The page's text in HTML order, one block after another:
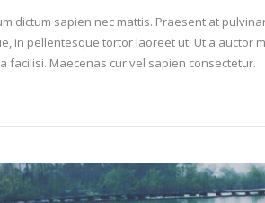
dictum sapien nec mattis. Praesent at
in pellentesque tortor laoreet ut. Ut a auctor
facilisi. Maecenas cur vel sapien consectetur.